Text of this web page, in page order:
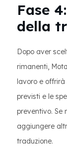
Fase
della
Dopo aver
rimanenti,
lavoro e
previsti e le
preventivo. Se
aggiungere
traduzione.